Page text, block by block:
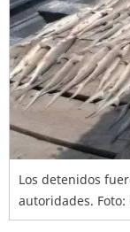
Los detenidos
autoridades. Foto: